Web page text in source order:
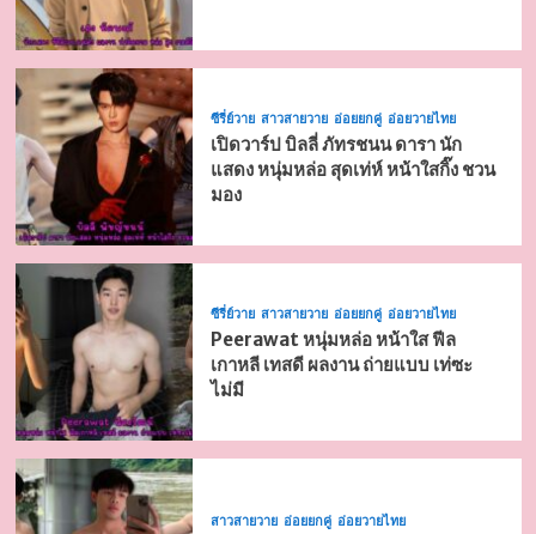
ซีรี่ย์วาย สาวสายวาย อ่อยยกคู่ อ่อยวายไทย
เปิดวาร์ป บิลลี่ ภัทรชนน ดารา นัก
แสดง หนุ่มหล่อ สุดเท่ห์ หน้าใสกิ๊ง ชวน
มอง
ซีรี่ย์วาย สาวสายวาย อ่อยยกคู่ อ่อยวายไทย
Peerawat หนุ่มหล่อ หน้าใส ฟีล
เกาหลี เทสดี ผลงาน ถ่ายแบบ เท่ซะ
ไม่มี
สาวสายวาย อ่อยยกคู่ อ่อยวายไทย